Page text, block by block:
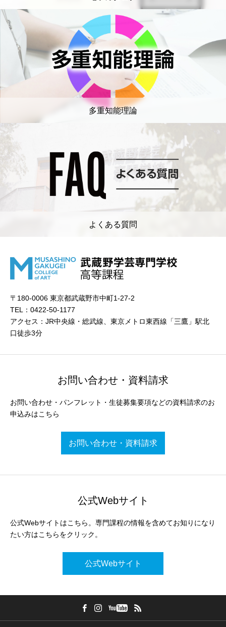
多重知能理論
よくある質問
〒180-0006 東京都武蔵野市中町1-27-2
TEL：0422-50-1177
アクセス：JR中央線・総武線、東京メトロ東西線「三鷹」駅北
口徒歩3分
お問い合わせ・資料請求
お問い合わせ・パンフレット・生徒募集要項などの資料請求のお
申込みはこちら
お問い合わせ・資料請求
公式Webサイト
公式Webサイトはこちら。専門課程の情報を含めてお知りになり
たい方はこちらをクリック。
公式Webサイト